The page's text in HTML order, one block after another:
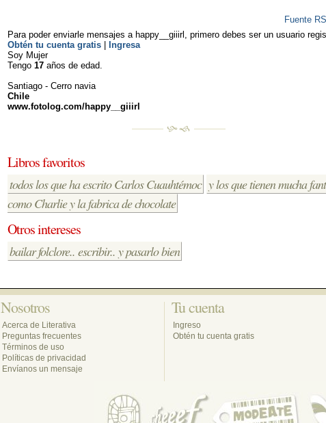
Fuente
Para poder enviarle mensajes a happy__giiirl, primero debes ser un usuario
Obtén tu cuenta gratis
Ingresa
Soy Mujer
Tengo 17 años de edad.
Santiago - Cerro navia
Chile
www.fotolog.com/happy__giiirl
Libros favoritos
todos los que ha escrito Carlos Cuauhtémoc y los que tienen mucha
como Charlie y la fabrica de chocolate
Otros intereses
bailar folclore.. escribir.. y pasarlo bien
Nosotros
Acerca de Literativa
Preguntas frecuentes
Términos de uso
Políticas de privacidad
Envíanos un mensaje
Tu cuenta
Ingreso
Obtén tu cuenta gratis